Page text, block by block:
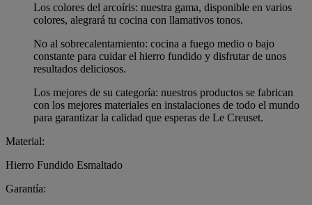
Los colores del arcoíris: nuestra gama, disponible en varios
colores, alegrará tu cocina con llamativos tonos.
No al sobrecalentamiento: cocina a fuego medio o bajo
constante para cuidar el hierro fundido y disfrutar de unos
resultados deliciosos.
Los mejores de su categoría: nuestros productos se fabrican
con los mejores materiales en instalaciones de todo el mundo
para garantizar la calidad que esperas de Le Creuset.
Material:
Hierro Fundido Esmaltado
Garantía: